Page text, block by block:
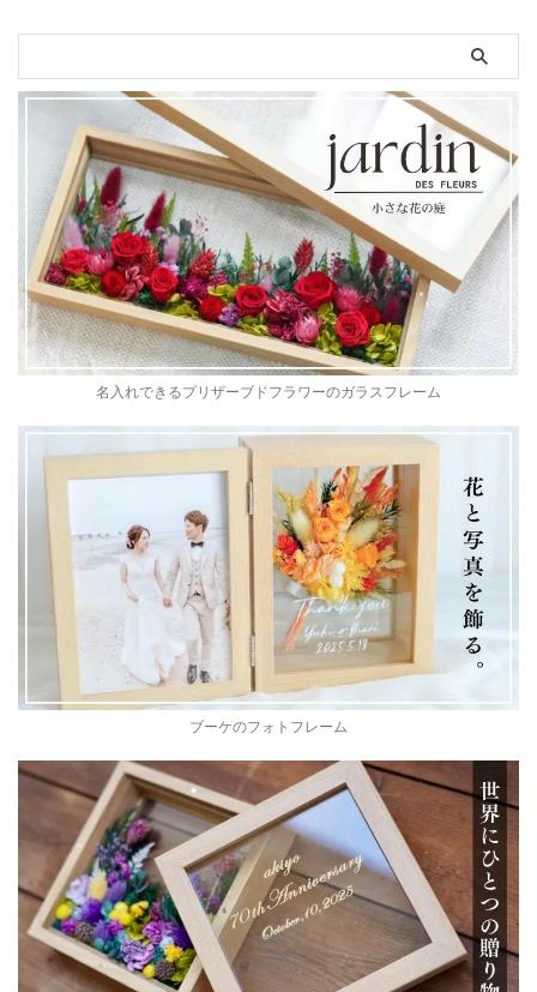
名入れできるプリザーブドフラワーのガラスフレーム
ブーケのフォトフレーム